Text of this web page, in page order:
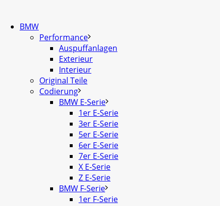
BMW
Performance
Auspuffanlagen
Exterieur
Interieur
Original Teile
Codierung
BMW E-Serie
1er E-Serie
3er E-Serie
5er E-Serie
6er E-Serie
7er E-Serie
X E-Serie
Z E-Serie
BMW F-Serie
1er F-Serie